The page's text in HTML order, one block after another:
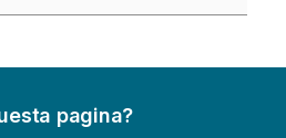
pagina?